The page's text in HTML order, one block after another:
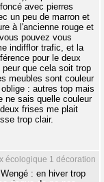
avec pierres
un peu de marron et
à l'ancienne rouge et
pouvez vous
indifflor trafic, et la
pour le deux
que cela soit trop
meubles sont couleur
: autres top mais
ne sais quelle couleur
frises me plait
trop clair.
écologique 1 décoration
: en hiver trop